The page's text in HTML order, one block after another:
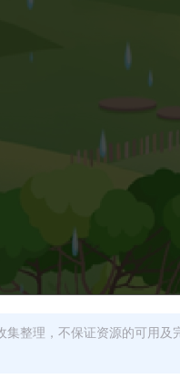
集整理，不保证资源的可用